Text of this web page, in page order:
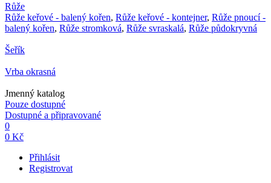
Růže
Růže keřové - balený kořen, Růže keřové - kontejner, Růže pnoucí -
balený kořen, Růže stromková, Růže svraskalá, Růže půdokryvná
Šeřík
Vrba okrasná
Jmenný katalog
Pouze dostupné
Dostupné a připravované
0
0 Kč
Přihlásit
Registrovat